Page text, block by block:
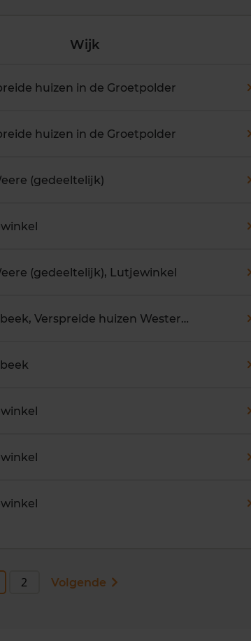
Wijk
huizen in de Groetpolder
huizen in de Groetpolder
(gedeeltelijk)
(gedeeltelijk), Lutjewinkel
Moerbeek, Verspreide huizen Westermoerbeek (gedeeltelijk)
2 Volgende